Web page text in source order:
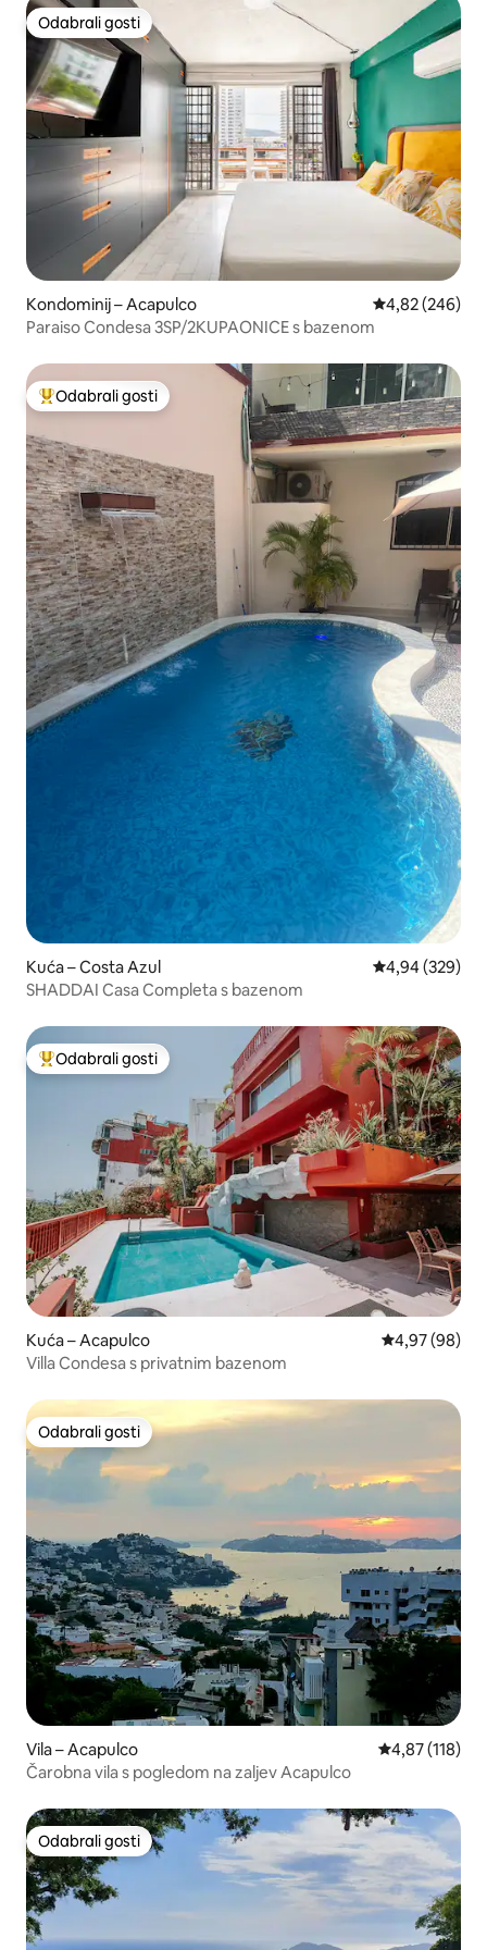
Odabrali gosti
Odabrali gosti
Kondominij – Acapulco Prosječna
4,82 (246)
Paraiso Condesa 3SP/2KUPAONICE s bazenom
Među najviše rangiranima s oznakom „Odabrali gosti”
Odabrali gosti
Kuća – Costa Azul Prosječna
4,94 (329)
SHADDAI Casa Completa s bazenom
Među najviše rangiranima s oznakom „Odabrali gosti”
Odabrali gosti
Kuća – Acapulco Prosječna
4,97 (98)
Villa Condesa s privatnim bazenom
Odabrali gosti
Odabrali gosti
Vila – Acapulco Prosječna
4,87 (118)
Čarobna vila s pogledom na zaljev Acapulco
Odabrali gosti
Odabrali gosti